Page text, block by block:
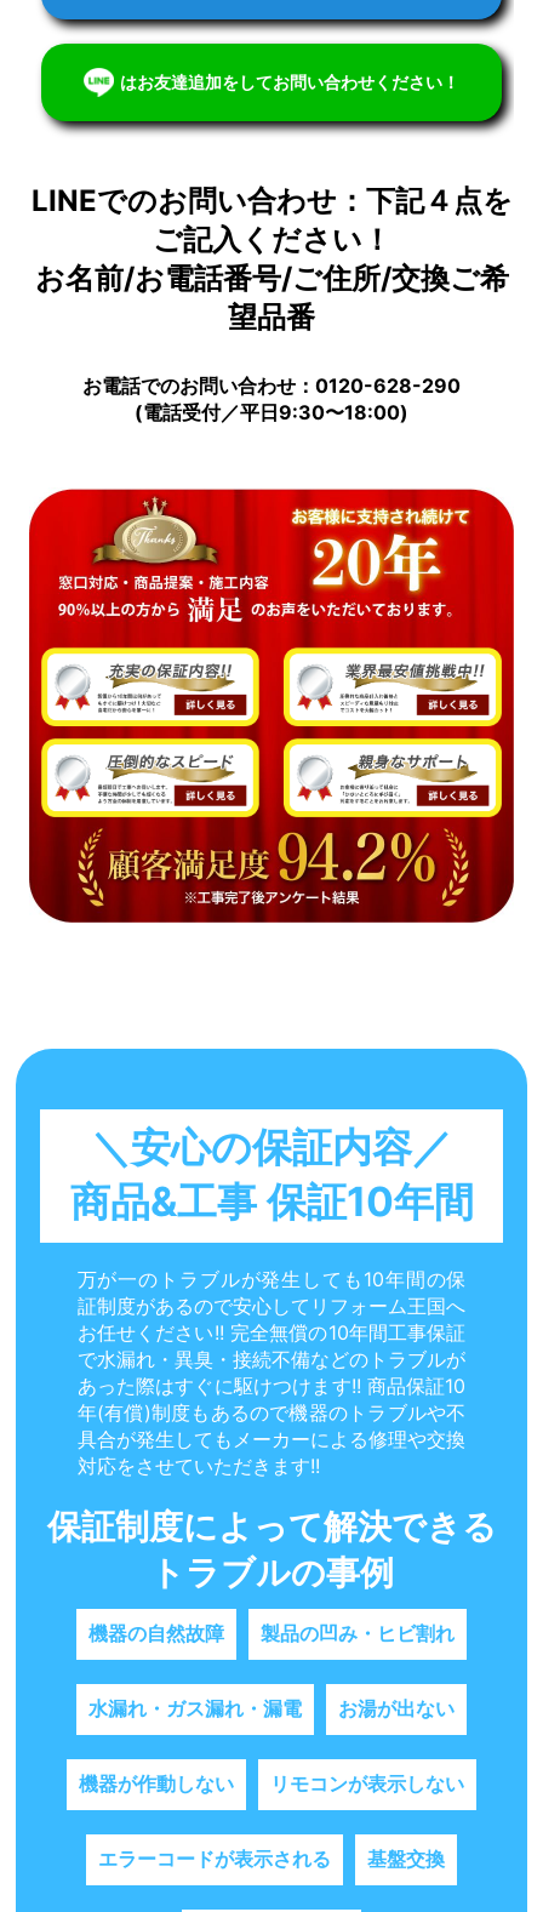
はお友達追加をしてお問い合わせください！
LINEでのお問い合わせ：下記４点を
ご記入ください！
お名前/お電話番号/ご住所/交換ご希
望品番
お電話でのお問い合わせ：0120-628-290
(電話受付／平日9:30〜18:00)
＼安心の保証内容／
商品&工事 保証10年間
万が一のトラブルが発生しても10年間の保
証制度があるので安心してリフォーム王国へ
お任せください!! 完全無償の10年間工事保証
で水漏れ・異臭・接続不備などのトラブルが
あった際はすぐに駆けつけます!! 商品保証10
年(有償)制度もあるので機器のトラブルや不
具合が発生してもメーカーによる修理や交換
対応をさせていただきます!!
保証制度によって解決できる
トラブルの事例
機器の自然故障 製品の凹み・ヒビ割れ
水漏れ・ガス漏れ・漏電 お湯が出ない
機器が作動しない リモコンが表示しない
エラーコードが表示される 基盤交換